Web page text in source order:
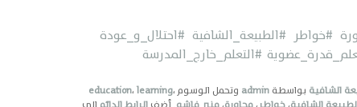
#خواطر #الطبيعة_الشافية #احتلال_و_عودة
#التعلم_خارج_المدرسة
الشافية بواسطة admin وتحمل الوسوم education،learning،